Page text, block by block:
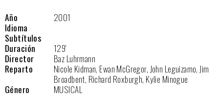
Año
2001
Idioma
Subtítulos
Duración
129'
Director
Baz Luhrmann
Reparto
Nicole Kidman, Ewan McGregor, John Leguizamo, Jim
Broadbent, Richard Roxburgh, Kylie Minogue
Género
MUSICAL